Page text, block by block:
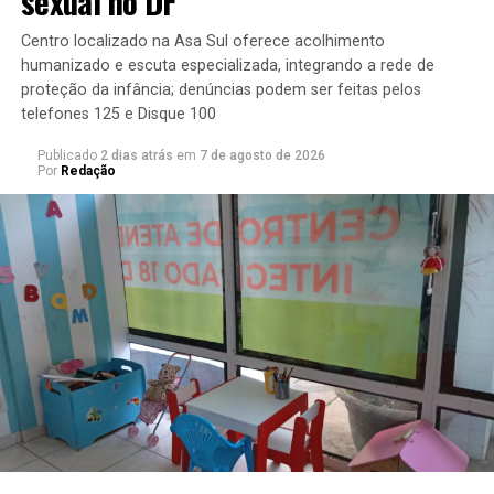
muito peculiar em parte do Rio de Janeiro, são
detestados pelo sistema planetário de sambistas que
ainda orbita Bezerra.
“Bizerrês”
Bezerra nasceu no dia 23 de fevereiro de 1927 no
Centro localizado na Asa Sul oferece acolhimento
humanizado e escuta especializada, integrando a rede de
proteção da infância; denúncias podem ser feitas pelos
telefones 125 e Disque 100
Publicado 2 dias atrás em 7 de agosto de 2026
Por Redação